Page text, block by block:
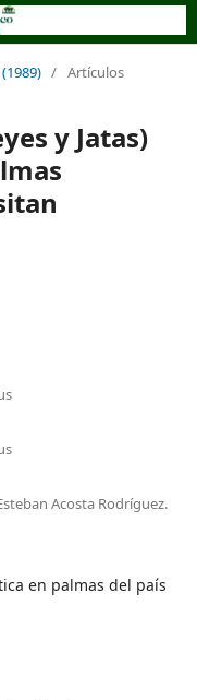
/ Artículos
y Jatas)
Acosta Rodríguez.
en palmas del país